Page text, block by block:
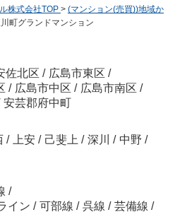
株式会社TOP > (マンション(売買))地域か
町グランドマンション
佐北区 / 広島市東区 /
/ 広島市中区 / 広島市南区 /
安芸郡府中町
/ 上安 / 己斐上 / 深川 / 中野 /
/
イン / 可部線 / 呉線 / 芸備線 /